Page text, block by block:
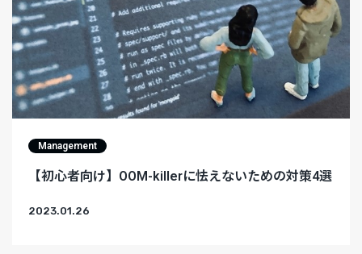
Management
【初心者向け】OOM-killerに怯えないための対策4選
2023.01.26